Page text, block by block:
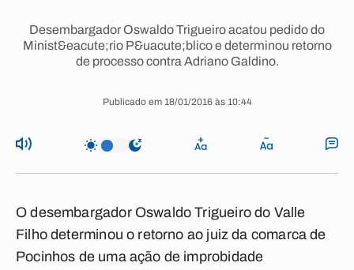
Desembargador Oswaldo Trigueiro acatou pedido do
Minist&eacute;rio P&uacute;blico e determinou retorno
de processo contra Adriano Galdino.
Publicado em 18/01/2016 às 10:44
O desembargador Oswaldo Trigueiro do Valle
Filho determinou o retorno ao juiz da comarca de
Pocinhos de uma ação de improbidade